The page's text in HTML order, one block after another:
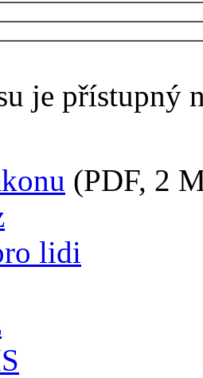
je přístupný
(PDF, 2
lidi